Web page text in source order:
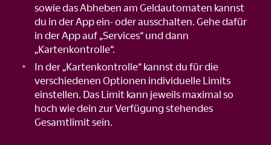
sowie das Abheben am Geldautomaten kannst
du in der App ein- oder ausschalten. Gehe dafür
in der App auf „Services“ und dann
„Kartenkontrolle“.
In der „Kartenkontrolle“ kannst du für die
verschiedenen Optionen individuelle Limits
einstellen. Das Limit kann jeweils maximal so
hoch wie dein zur Verfügung stehendes
Gesamtlimit sein.